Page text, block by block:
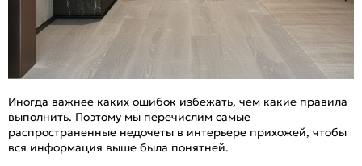
Иногда важнее каких ошибок избежать, чем какие правила
выполнить. Поэтому мы перечислим самые
распространенные недочеты в интерьере прихожей, чтобы
вся информация выше была понятней.